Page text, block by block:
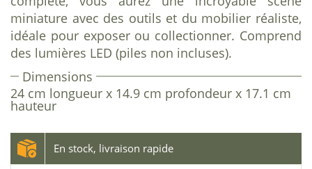
miniature avec des outils et du mobilier réaliste,
idéale pour exposer ou collectionner. Comprend
des lumières LED (piles non incluses).
Dimensions
24 cm longueur x 14.9 cm profondeur x 17.1 cm
hauteur
En stock, livraison rapide